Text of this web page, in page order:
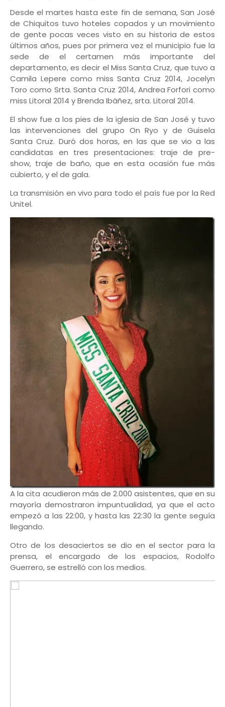
Desde el martes hasta este fin de semana, San José
de Chiquitos tuvo hoteles copados y un movimiento
de gente pocas veces visto en su historia de estos
últimos años, pues por primera vez el municipio fue la
sede de el certamen más importante del
departamento, es decir el Miss Santa Cruz, que tuvo a
Camila Lepere como miss Santa Cruz 2014, Jocelyn
Toro como Srta. Santa Cruz 2014, Andrea Forfori como
miss Litoral 2014 y Brenda Ibáñez, srta. Litoral 2014.
El show fue a los pies de la iglesia de San José y tuvo
las intervenciones del grupo On Ryo y de Guisela
Santa Cruz. Duró dos horas, en las que se vio a las
candidatas en tres presentaciones: traje de pre-
show, traje de baño, que en esta ocasión fue más
cubierto, y el de gala.
La transmisión en vivo para todo el país fue por la Red
Unitel.
A la cita acudieron más de 2.000 asistentes, que en su
mayoría demostraron impuntualidad, ya que el acto
empezó a las 22:00, y hasta las 22:30 la gente seguía
llegando.
Otro de los desaciertos se dio en el sector para la
prensa, el encargado de los espacios, Rodolfo
Guerrero, se estrelló con los medios.